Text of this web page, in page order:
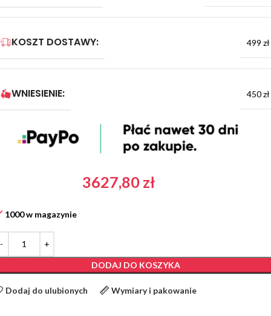
KOSZT DOSTAWY: 499 zł
WNIESIENIE: 450 zł
3627,80 zł
1000 w magazynie
DODAJ DO KOSZYKA
Dodaj do ulubionych Wymiary i pakowanie